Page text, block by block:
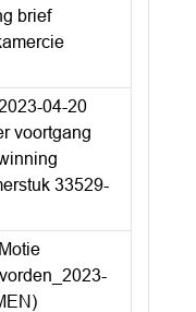
brief
04-20
voortgang
33529-